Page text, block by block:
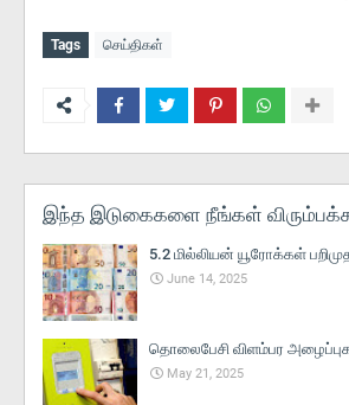
Tags செய்திகள்
இந்த இடுகைகளை நீங்கள்
5.2 மில்லியன் யூரோக்கள்
June 14, 2025
தொலைபேசி விளம்பர
May 21, 2025